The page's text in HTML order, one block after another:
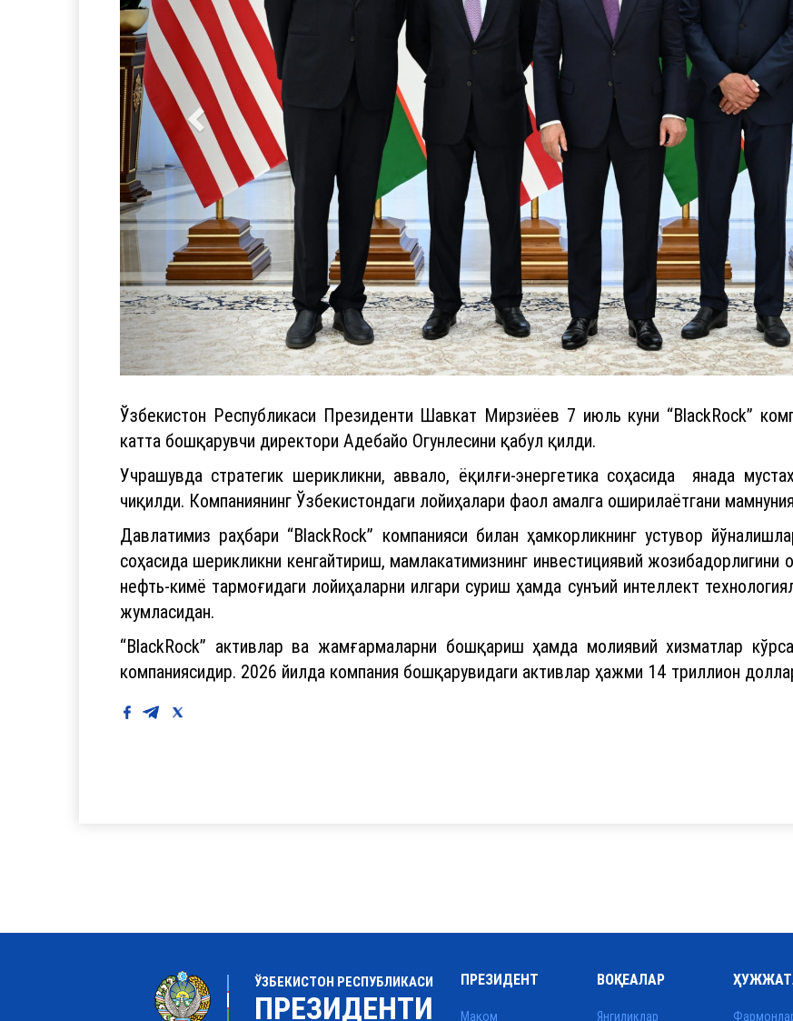
Ўзбекистон Республикаси Президенти Шавкат Мирзиёев 7 июль куни “BlackRock”
катта бошқарувчи директори Адебайо Огунлесини қабул қилди.
Учрашувда стратегик шерикликни, аввало, ёқилғи-энергетика соҳасида янада
чиқилди. Компаниянинг Ўзбекистондаги лойиҳалари фаол амалга оширилаётгани
Давлатимиз раҳбари “BlackRock” компанияси билан ҳамкорликнинг устувор
соҳасида шерикликни кенгайтириш, мамлакатимизнинг инвестициявий
нефть-кимё тармоғидаги лойиҳаларни илгари суриш ҳамда сунъий интеллект
жумласидан.
“BlackRock” активлар ва жамғармаларни бошқариш ҳамда молиявий хизматлар
компаниясидир. 2026 йилда компания бошқарувидаги активлар ҳажми 14 триллион
ЎЗБЕКИСТОН РЕСПУБЛИКАСИ
ПРЕЗИДЕНТИ
ПРЕЗИДЕНТ
Мақом
ВОҚЕАЛАР
Янгиликлар